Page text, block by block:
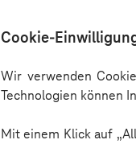
Cookie-
Wir verwenden
Technologien können
Mit einem Klick auf